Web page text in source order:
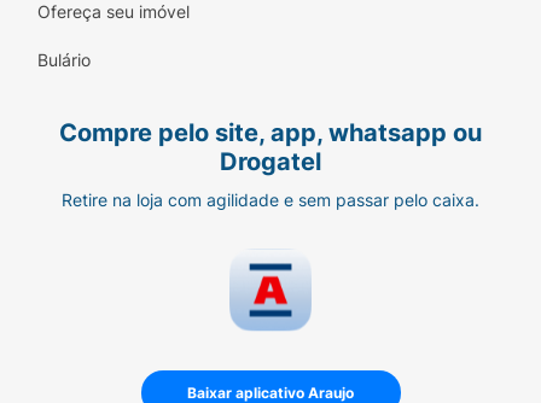
Ofereça seu imóvel
Bulário
Compre pelo site, app, whatsapp ou
Drogatel
Retire na loja com agilidade e sem passar pelo caixa.
Baixar aplicativo Araujo